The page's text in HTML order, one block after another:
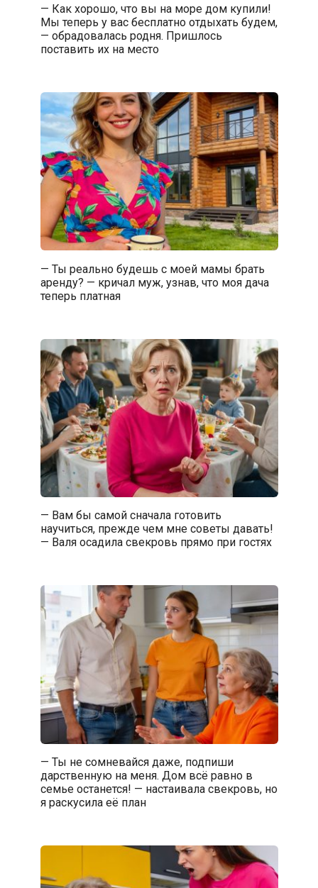
— Как хорошо, что вы на море дом купили!
Мы теперь у вас бесплатно отдыхать будем,
— обрадовалась родня. Пришлось
поставить их на место
— Ты реально будешь с моей мамы брать
аренду? — кричал муж, узнав, что моя дача
теперь платная
— Вам бы самой сначала готовить
научиться, прежде чем мне советы давать!
— Валя осадила свекровь прямо при гостях
— Ты не сомневайся даже, подпиши
дарственную на меня. Дом всё равно в
семье останется! — настаивала свекровь, но
я раскусила её план